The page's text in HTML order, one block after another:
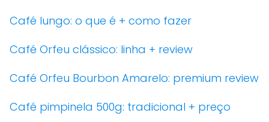
Café lungo: o que é + como fazer
Café Orfeu clássico: linha + review
Café Orfeu Bourbon Amarelo: premium review
Café pimpinela 500g: tradicional + preço